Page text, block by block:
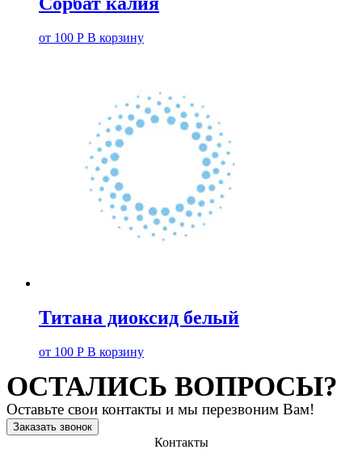
от 100 Р В корзину
Титана диоксид белый
от 100 Р В корзину
ОСТАЛИСЬ ВОПРОСЫ?
Оставьте свои контакты и мы перезвоним Вам!
Заказать звонок
Контакты